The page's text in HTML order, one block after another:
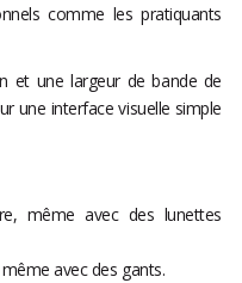
comme les pratiquants
et une largeur de bande de
une interface visuelle simple
même avec des lunettes
avec des gants.